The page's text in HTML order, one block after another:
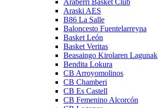
Araski AES
B86 La Salle
Baloncesto Fuentelarreyna
Basket León
Basket Veritas
Beasaingo Kirolaren Lagunak
Bendita Lokura
CB Arroyomolinos
CB Chamberi
CB Es Castell
CB Femenino Alcorcón